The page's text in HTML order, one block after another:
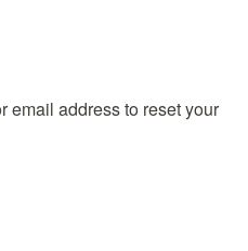
email address to reset your